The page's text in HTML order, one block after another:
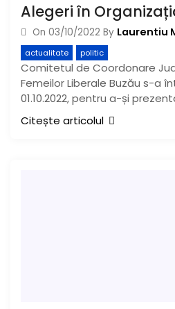
On 03/10/2022 By Laurentiu
actualitate politic
Comitetul de Coordonare
Femeilor Liberale Buzău s-a
01.10.2022, pentru a-și
Citește articolul